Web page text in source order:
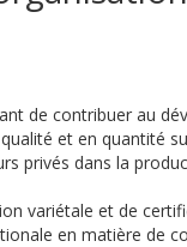
de contribuer au
et en quantité
privés dans la
variétale et de
en matière de